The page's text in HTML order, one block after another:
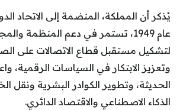
يُذكر أن المملكة، المنضمة إلى الاتحاد
عام 1949، تستمر في دعم المنظمة
لتشكيل مستقبل قطاع الاتصالات على
وتعزيز الابتكار في السياسات الرقمية،
الحديثة، وتطوير الكوادر البشرية ونقل
الذكاء الاصطناعي والاقتصاد الدائري.